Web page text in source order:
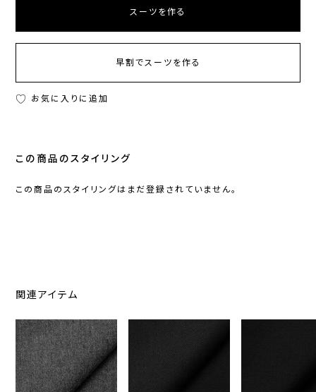
スーツを作る
早割でスーツを作る
お気に入りに追加
この商品のスタイリング
この商品のスタイリングはまだ登録されていません。
関連アイテム